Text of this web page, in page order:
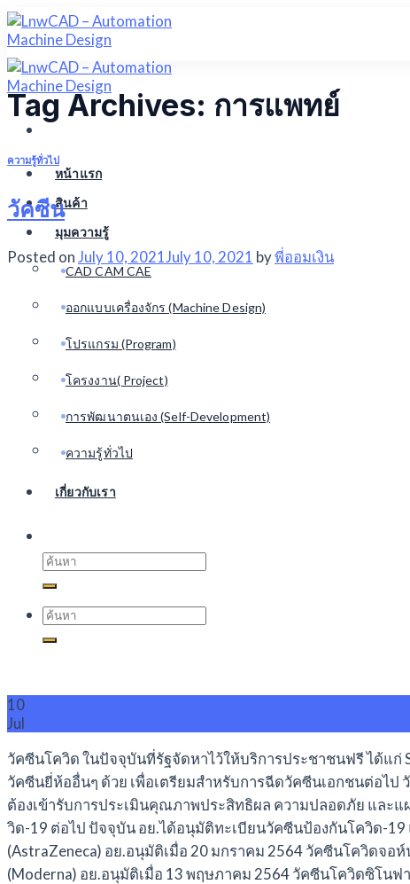
Skip
to
content
หน้าแรก
สินค้า
มุมความรู้
CAD CAM CAE
ออกแบบเครื่องจักร (Machine Design)
โปรแกรม (Program)
โครงงาน( Project)
การพัฒนาตนเอง (Self-Development)
ความรู้ทั่วไป
เกี่ยวกับเรา
Search
Search
Tag Archives: การแพทย์
ความรู้ทั่วไป
วัคซีน
Posted onJuly 10, 2021July 10, 2021 byพี่ออมเงิน
10
Jul
วัคซีนโควิด ในปัจจุบันที่รัฐจัดหาไว้ให้บริการประชาชนฟรี ได้แก่
วัคซีนยี่ห้ออื่นๆ ด้วย เพื่อเตรียมสำหรับการฉีดวัคซีนเอกชนต่อไ
ต้องเข้ารับการประเมินคุณภาพประสิทธิผล ความปลอดภัย และ
วิด-19 ต่อไป ปัจจุบัน อย.ได้อนุมัติทะเบียนวัคซีนป้องกันโควิด-19
(AstraZeneca) อย.อนุมัติเมื่อ 20 มกราคม 2564 วัคซีนโควิดจอ
(Moderna) อย.อนุมัติเมื่อ 13 พฤษภาคม 2564 วัคซีนโควิดซิโนฟ